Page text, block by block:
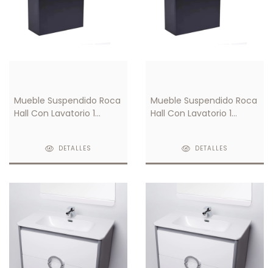
Mueble Suspendido Roca
Hall Con Lavatorio 1
DETALLES
Mueble Suspendido Roca
Hall Con Lavatorio 1
DETALLES